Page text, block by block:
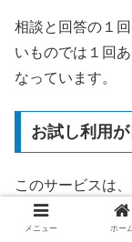
相談と回答の１
いものでは１回
なっています。
お試し利用
このサービスは、
メニュー ホー